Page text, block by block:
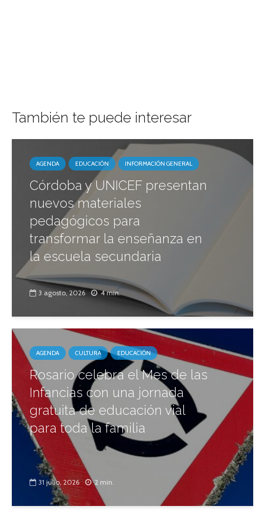
También te puede interesar
AGENDA EDUCACIÓN INFORMACIÓN GENERAL
Córdoba y UNICEF presentan
nuevos materiales
pedagógicos para
transformar la enseñanza en
la escuela secundaria
3 agosto, 2026 4 min.
AGENDA CULTURA EDUCACIÓN
Rosario celebra el Mes de las
Infancias con una jornada
gratuita de educación vial
para toda la familia
31 julio, 2026 2 min.